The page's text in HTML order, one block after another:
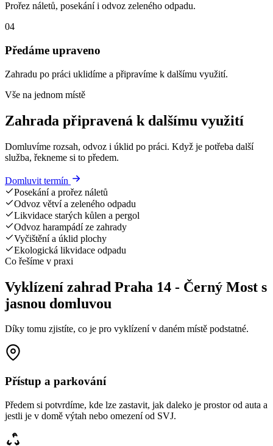
Prořez náletů, posekání i odvoz zeleného odpadu.
04
Předáme upraveno
Zahradu po práci uklidíme a připravíme k dalšímu využití.
Vše na jednom místě
Zahrada připravená k dalšímu využití
Domluvíme rozsah, odvoz i úklid po práci. Když je potřeba další
služba, řekneme si to předem.
Domluvit termín
Posekání a prořez náletů
Odvoz větví a zeleného odpadu
Likvidace starých kůlen a pergol
Odvoz harampádí ze zahrady
Vyčištění a úklid plochy
Ekologická likvidace odpadu
Co řešíme v praxi
Vyklízení zahrad Praha 14 - Černý Most s
jasnou domluvou
Díky tomu zjistíte, co je pro vyklízení v daném místě podstatné.
Přístup a parkování
Předem si potvrdíme, kde lze zastavit, jak daleko je prostor od auta a
jestli je v domě výtah nebo omezení od SVJ.